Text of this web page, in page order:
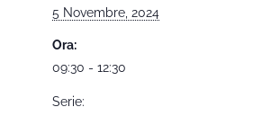
5 Novembre, 2024
Ora:
09:30 - 12:30
Serie: